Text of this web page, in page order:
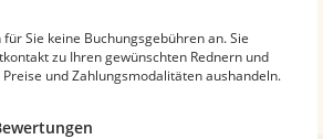
Sie keine Buchungsgebühren an. Sie
zu Ihren gewünschten Rednern und
und Zahlungsmodalitäten aushandeln.